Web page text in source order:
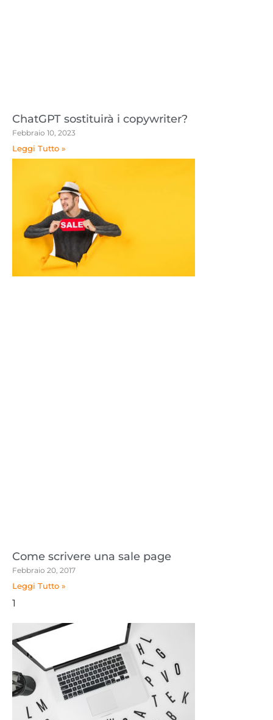
ChatGPT sostituirà i copywriter?
Febbraio 10, 2023
Leggi Tutto »
Come scrivere una sale page
Febbraio 20, 2017
Leggi Tutto »